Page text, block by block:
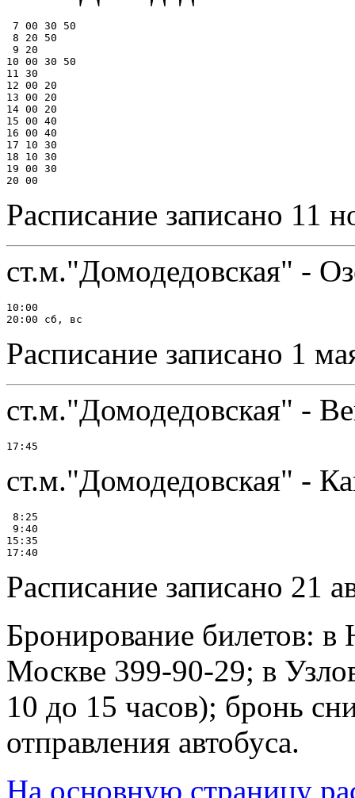
7 00 30 50
8 20 50
9 20
10 00 30 50
11 30
12 00 20
13 00 20
14 00 20
15 00 40
16 00 40
17 10 30
18 10 30
19 00 30
Расписание записано 11
ст.м."Домодедовская" -
10:00
Расписание записано 1
ст.м."Домодедовская" -
ст.м."Домодедовская" -
8:25
9:40
15:35
Расписание записано 21
Бронирование билетов:
Москве 399-90-29; в
10 до 15 часов); бронь
отправления автобуса.
На основную страницу